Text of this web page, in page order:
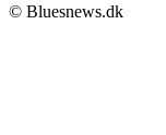
© Bluesnews.dk